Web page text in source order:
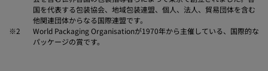
国を代表する包装協会、地域包装連盟、個人、法人、貿易団体を含む
他関連団体からなる国際連盟です。
※2
World Packaging Organisationが1970年から主催している、国際的な
パッケージの賞です。